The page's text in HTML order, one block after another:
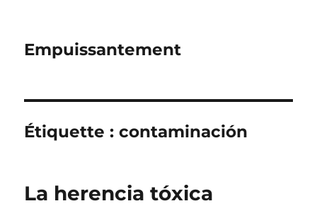
Empuissantement
Étiquette :contaminación
La herencia tóxica